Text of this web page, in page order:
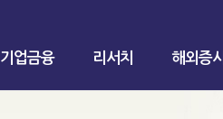
기업금융 리서치 해외증시